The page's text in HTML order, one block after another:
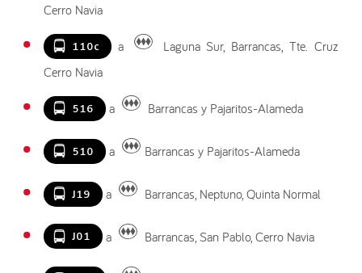
Cerro Navia
110c a
Laguna Sur, Barrancas, Tte. Cruz
Cerro Navia
516 a Barrancas y Pajaritos-Alameda
510 a Barrancas y Pajaritos-Alameda
J19 a Barrancas, Neptuno, Quinta Normal
J01 a Barrancas, San Pablo, Cerro Navia